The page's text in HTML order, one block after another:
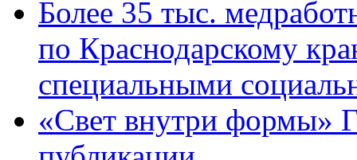
Более 35 тыс.
по Краснодарскому
специальными
«Свет внутри формы»